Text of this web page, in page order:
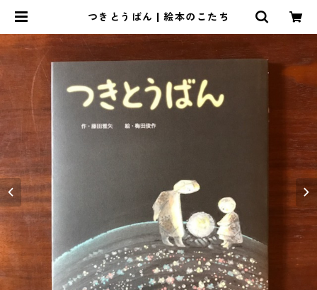
つきとうばん | 絵本のこたち